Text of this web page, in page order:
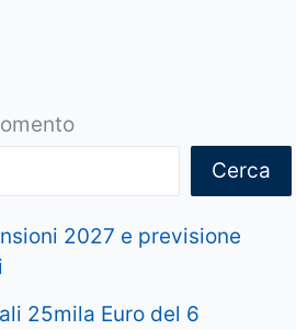
Cerca
2027 e previsione
25mila Euro del 6